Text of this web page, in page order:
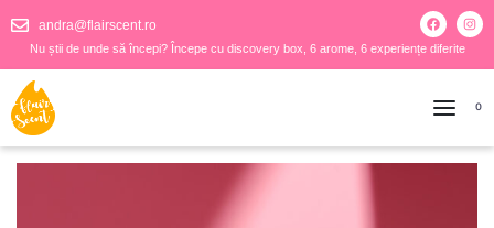
andra@flairscent.ro
Nu știi de unde să începi? Începe cu discovery box, 6 arome, 6 experiențe diferite
0